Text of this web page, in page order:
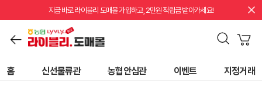
지금 바로 라이블리 도매몰 가입하고, 2만원 적립금 받아가세요!
홈 신선물류관 농협안심관 이벤트 지정거래